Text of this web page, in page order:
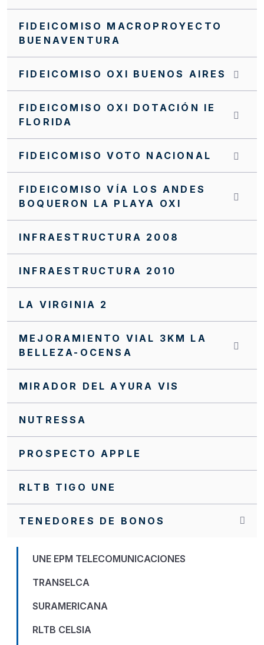
FIDEICOMISO MACROPROYECTO
BUENAVENTURA
FIDEICOMISO OXI BUENOS AIRES
FIDEICOMISO OXI DOTACIÓN IE
FLORIDA
FIDEICOMISO VOTO NACIONAL
FIDEICOMISO VÍA LOS ANDES
BOQUERON LA PLAYA OXI
INFRAESTRUCTURA 2008
INFRAESTRUCTURA 2010
LA VIRGINIA 2
MEJORAMIENTO VIAL 3KM LA
BELLEZA-OCENSA
MIRADOR DEL AYURA VIS
NUTRESSA
PROSPECTO APPLE
RLTB TIGO UNE
TENEDORES DE BONOS
UNE EPM TELECOMUNICACIONES
TRANSELCA
SURAMERICANA
RLTB CELSIA